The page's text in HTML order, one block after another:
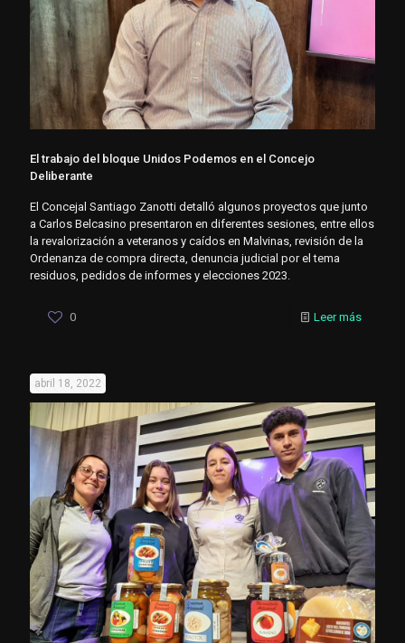
El trabajo del bloque Unidos Podemos en el Concejo
Deliberante
El Concejal Santiago Zanotti detalló algunos proyectos que junto
a Carlos Belcasino presentaron en diferentes sesiones, entre ellos
la revalorización a veteranos y caídos en Malvinas, revisión de la
Ordenanza de compra directa, denuncia judicial por el tema
residuos, pedidos de informes y elecciones 2023.
0 Leer más
abril 18, 2022